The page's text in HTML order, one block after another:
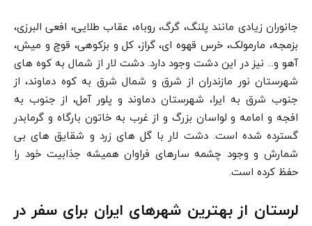
جانوران زیادی مانند پلنگ، گرگ، روباه، عقاب طلایی، افعی البرزی،
بزمجه، مارمولک، خرس قهوه ای، گراز، کل و بزکوهی، قوچ و میش،
آهو و… نیز در این دشت وجود دارد. دشت لار از شمال به کوه های
شهرستان نور مازندران از شرق و شمال شرق به کوه دماوند، از
جنوب شرق به ایرا، شهرستان دماوند و پلور آمل، از جنوب به
افجه و امامه و لواسان بزرگ و از غرب به خاتون بارگاه و گرمابدر
گسترده شده است. دشت لار با گل های زرد و شقایق های بی
شمارش و وجود چشمه سارهای فراوان همیشه جذابیت خود را
حفظ کرده است.
لرستان از بهترین شهرهای ایران برای سفر در